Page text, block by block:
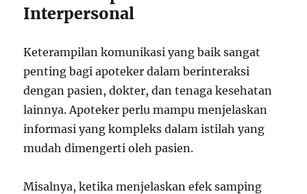
Interpersonal
Keterampilan komunikasi yang baik sangat
penting bagi apoteker dalam berinteraksi
dengan pasien, dokter, dan tenaga kesehatan
lainnya. Apoteker perlu mampu menjelaskan
informasi yang kompleks dalam istilah yang
mudah dimengerti oleh pasien.
Misalnya, ketika menjelaskan efek samping